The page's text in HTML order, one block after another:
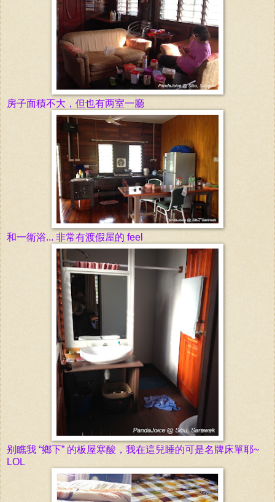
房子面積不大，但也有两室一廳
和一衛浴... 非常有渡假屋的 feel
别瞧我 “鄉下” 的板 屋寒酸，我在這兒睡的可是名牌床單耶~
LOL